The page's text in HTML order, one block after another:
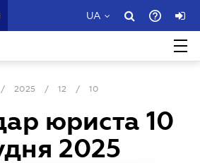
UA
/ 2025 / 12 / 10
юриста 10
2025